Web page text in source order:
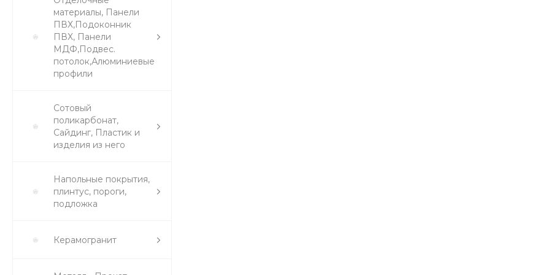
материалы, Панели
ПВХ,Подоконник
ПВХ, Панели
МДФ,Подвес.
потолок,Алюминиевые
профили
Сотовый
поликарбонат,
Сайдинг, Пластик и
изделия из него
Напольные покрытия,
плинтус, пороги,
подложка
Керамогранит